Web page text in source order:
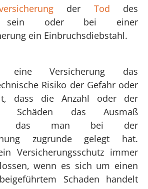
der Tod des
sein oder bei einer
ein Einbruchsdiebstahl.
eine Versicherung das
Risiko der Gefahr oder
dass die Anzahl oder der
Schäden das Ausmaß
das man bei der
zugrunde gelegt hat.
Versicherungsschutz immer
wenn es sich um einen
Schaden handelt